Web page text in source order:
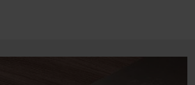
finden Sie hier: